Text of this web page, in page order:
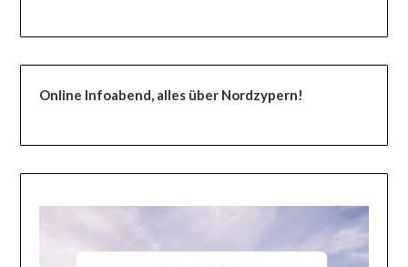
Online Infoabend, alles über Nordzypern!